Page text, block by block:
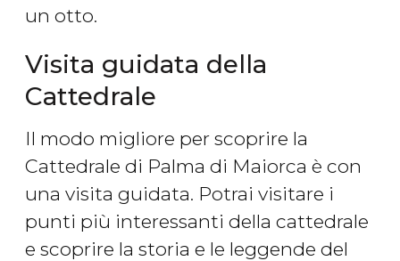
un otto.
Visita guidata della
Cattedrale
Il modo migliore per scoprire la
Cattedrale di Palma di Maiorca è con
una visita guidata. Potrai visitare i
punti più interessanti della cattedrale
e scoprire la storia e le leggende del